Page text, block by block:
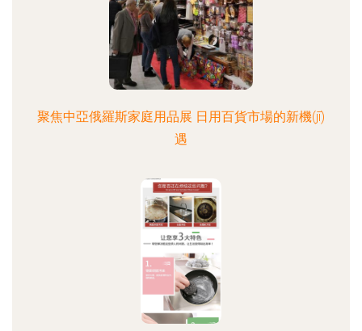
聚焦中亞俄羅斯家庭用品展 日用百貨市場的新機(jī)
遇